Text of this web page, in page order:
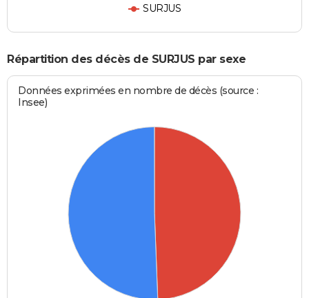
SURJUS
Répartition des décès de SURJUS par sexe
Données exprimées en nombre de décès (source :
Insee)